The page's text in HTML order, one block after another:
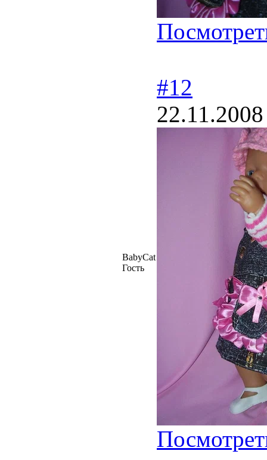
BabyCat
Гость
#12